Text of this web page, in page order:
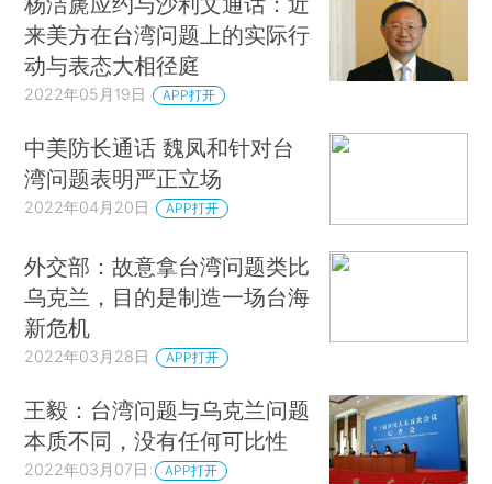
来美方在台湾问题上的实际行
动与表态大相径庭
2022年05月19日 APP打开
中美防长通话 魏凤和针对台
湾问题表明严正立场
2022年04月20日 APP打开
外交部：故意拿台湾问题类比
乌克兰，目的是制造一场台海
新危机
2022年03月28日 APP打开
王毅：台湾问题与乌克兰问题
本质不同，没有任何可比性
2022年03月07日 APP打开